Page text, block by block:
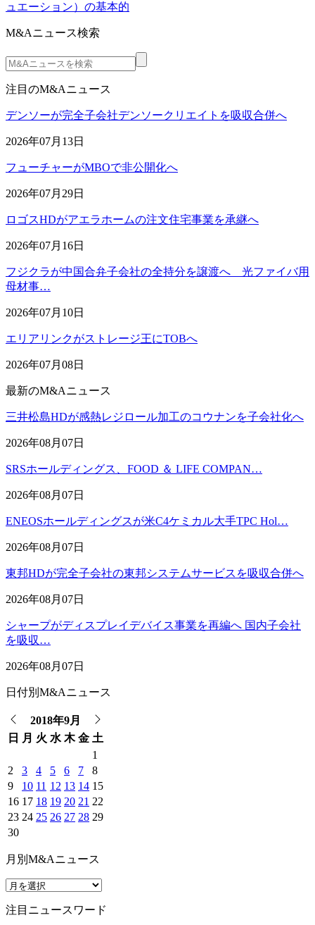
ュエーション）の基本的
M&Aニュース検索
注目のM&Aニュース
デンソーが完全子会社デンソークリエイトを吸収合併へ
2026年07月13日
フューチャーがMBOで非公開化へ
2026年07月29日
ロゴスHDがアエラホームの注文住宅事業を承継へ
2026年07月16日
フジクラが中国合弁子会社の全持分を譲渡へ 光ファイバ用
母材事…
2026年07月10日
エリアリンクがストレージ王にTOBへ
2026年07月08日
最新のM&Aニュース
三井松島HDが感熱レジロール加工のコウナンを子会社化へ
2026年08月07日
SRSホールディングス、FOOD ＆ LIFE COMPAN…
2026年08月07日
ENEOSホールディングスが米C4ケミカル大手TPC Hol…
2026年08月07日
東邦HDが完全子会社の東邦システムサービスを吸収合併へ
2026年08月07日
シャープがディスプレイデバイス事業を再編へ 国内子会社
を吸収…
2026年08月07日
日付別M&Aニュース
2018年9月
日
月 火 水 木 金 土
1
2
3 4 5 6 7
8
9
10 11 12 13 14 15
16 17 18 19 20 21 22
23 24 25 26 27 28 29
30
月別M&Aニュース
注目ニュースワード